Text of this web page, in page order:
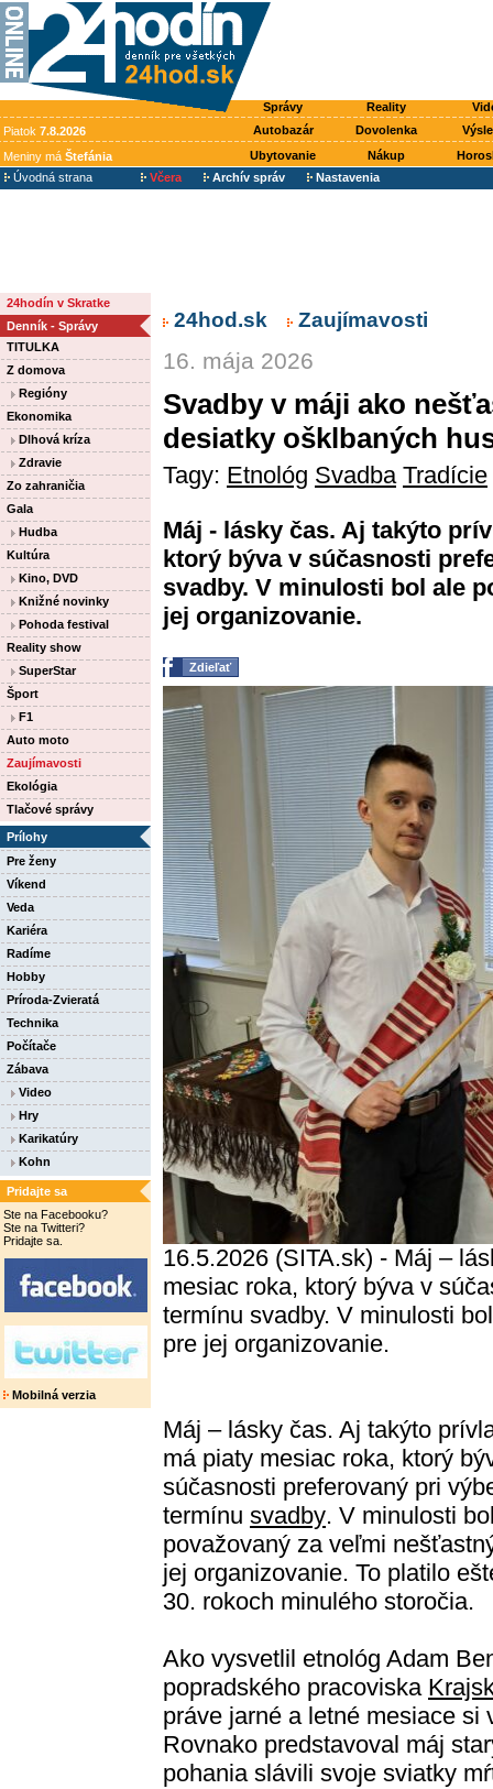
Správy Reality
Piatok 7.8.2026 Autobazár Dovolenka
Meniny má Štefánia Ubytovanie Nákup
Úvodná strana
Včera Archív správ Nastavenia
24hodín v Skratke
Denník - Správy
TITULKA
Z domova
Regióny
Ekonomika
Dlhová kríza
Zdravie
Zo zahraničia
Gala
Hudba
Kultúra
Kino, DVD
Knižné novinky
Pohoda festival
Reality show
SuperStar
Šport
F1
Auto moto
Zaujímavosti
Ekológia
Tlačové správy
Prílohy
Pre ženy
Víkend
Veda
Kariéra
Radíme
Hobby
Príroda-Zvieratá
Technika
Počítače
Zábava
Video
Hry
Karikatúry
Kohn
Pridajte sa
Ste na Facebooku?
Ste na Twitteri?
Pridajte sa.
Mobilná verzia
24hod.sk Zaujímavosti
16. mája 2026
Svadby v máji ako
desiatky ošklbaných
Tagy: Etnológ Svadba Tradície
Máj - lásky čas. Aj takýto
ktorý býva v súčasnosti
svadby. V minulosti bol ale
jej organizovanie.
Zdieľať
16.5.2026 (SITA.sk) - Máj –
mesiac roka, ktorý býva v
termínu svadby. V minulosti
pre jej organizovanie.
Máj – lásky čas. Aj takýto
má piaty mesiac roka, ktorý
súčasnosti preferovaný pri
termínu svadby. V minulosti
považovaný za veľmi
jej organizovanie. To platilo
30. rokoch minulého storočia.
Ako vysvetlil etnológ Adam
popradského pracoviska
práve jarné a letné mesiace
Rovnako predstavoval máj
pohania slávili svoje sviatky